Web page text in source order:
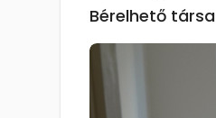
Bérelhető